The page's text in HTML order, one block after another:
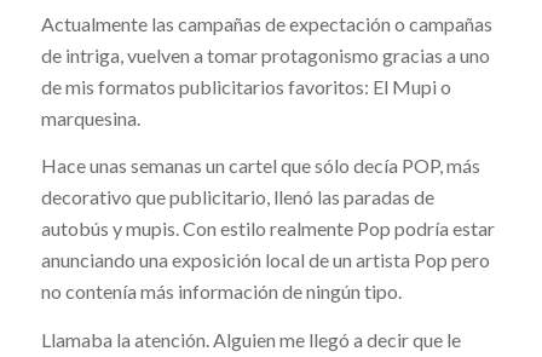
Actualmente las campañas de expectación o campañas
de intriga, vuelven a tomar protagonismo gracias a uno
de mis formatos publicitarios favoritos: El Mupi o
marquesina.
Hace unas semanas un cartel que sólo decía POP, más
decorativo que publicitario, llenó las paradas de
autobús y mupis. Con estilo realmente Pop podría estar
anunciando una exposición local de un artista Pop pero
no contenía más información de ningún tipo.
Llamaba la atención. Alguien me llegó a decir que le